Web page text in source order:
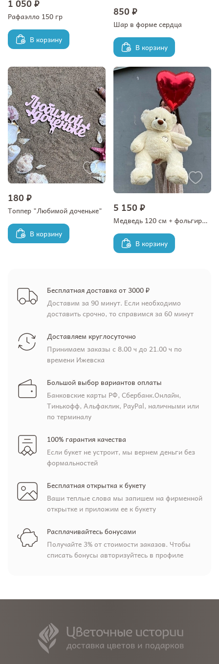
1 050 ₽
Рафаэлло 150 гр
В корзину
850 ₽
Шар в форме сердца
В корзину
180 ₽
Топпер "Любимой доченьке"
В корзину
5 150 ₽
Медведь 120 см + фольгированный шар-сердце
В корзину
Бесплатная доставка от 3000 ₽
Доставим за 90 минут. Если необходимо
доставить срочно, то справимся за 60 минут
Доставляем круглосуточно
Принимаем заказы с 8.00 ч до 21.00 ч по
времени Ижевска
Большой выбор вариантов оплаты
Банковские карты РФ, Сбербанк.Онлайн,
Тинькофф, Альфаклик, PayPal, наличными или
по терминалу
100% гарантия качества
Если букет не устроит, мы вернем деньги без
формальностей
Бесплатная открытка к букету
Ваши теплые слова мы запишем на фирменной
открытке и приложим ее к букету
Расплачивайтесь бонусами
Получайте 3% от стоимости заказов. Чтобы
списать бонусы авторизуйтесь в профиле